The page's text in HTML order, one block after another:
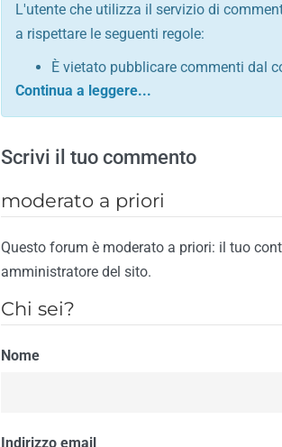
L'utente che utilizza il servizio di
a rispettare le seguenti regole:
È vietato pubblicare commenti dal
comunque contrario alle leggi dello
Sono vietati commenti in tono
È vietato pubblicare commenti
È vietato pubblicare commenti
È vietato pubblicare commenti
religione
È vietato pubblicare commenti
È vietato pubblicare commenti
Il riscontro della violazione anche di una
Scrivi il tuo commento
moderato a priori
Questo forum è moderato a priori: il tuo
amministratore del sito.
Chi sei?
Nome
Indirizzo email